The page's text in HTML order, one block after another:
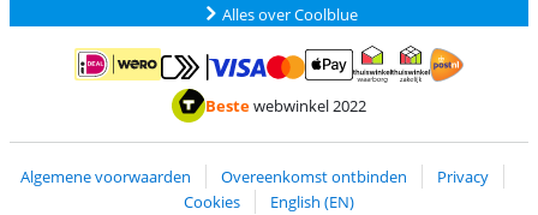
Alles over Coolblue
Betalen met iDEAL | WeroBetalen met MasterCard en Visa via ClickToPay
Betalen met ApplePay
Thuiswinkel waarborg
Bestewebwinkel 2022
Algemene voorwaarden Overeenkomst ontbinden
Privacy
Cookies
English (EN)